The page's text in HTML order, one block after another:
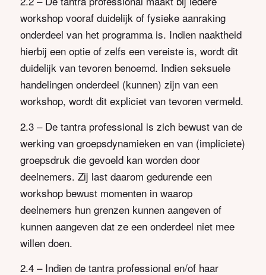
workshop vooraf duidelijk of fysieke aanraking
onderdeel van het programma is. Indien naaktheid
hierbij een optie of zelfs een vereiste is, wordt dit
duidelijk van tevoren benoemd. Indien seksuele
handelingen onderdeel (kunnen) zijn van een
workshop, wordt dit expliciet van tevoren vermeld.
2.3 – De tantra professional is zich bewust van de
werking van groepsdynamieken en van (impliciete)
groepsdruk die gevoeld kan worden door
deelnemers. Zij last daarom gedurende een
workshop bewust momenten in waarop
deelnemers hun grenzen kunnen aangeven of
kunnen aangeven dat ze een onderdeel niet mee
willen doen.
2.4 – Indien de tantra professional en/of haar